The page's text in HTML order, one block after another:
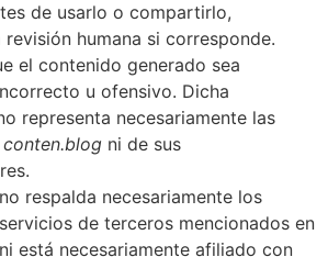
de usarlo o compartirlo,
humana si corresponde.
el contenido generado sea
u ofensivo. Dicha
representa necesariamente las
conten.blog ni de sus
no respalda necesariamente los
de terceros mencionados en
está necesariamente afiliado con